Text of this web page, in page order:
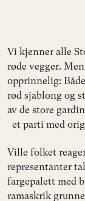
Vi kjenner alle
røde vegger.
opprinnelig:
rød sjablong og
av de store
et parti med
Ville folket
representanter
fargepalett med
ramaskrik